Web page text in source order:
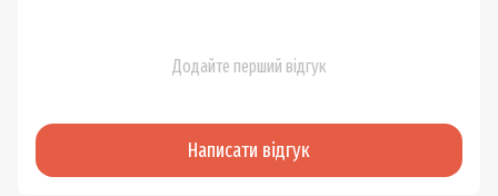
Додайте перший відгук
Написати відгук